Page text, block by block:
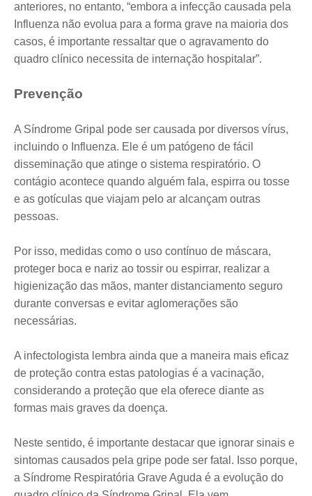
anteriores, no entanto, “embora a infecção causada pela
Influenza não evolua para a forma grave na maioria dos
casos, é importante ressaltar que o agravamento do
quadro clínico necessita de internação hospitalar”.
Prevenção
A Síndrome Gripal pode ser causada por diversos vírus,
incluindo o Influenza. Ele é um patógeno de fácil
disseminação que atinge o sistema respiratório. O
contágio acontece quando alguém fala, espirra ou tosse
e as gotículas que viajam pelo ar alcançam outras
pessoas.
Por isso, medidas como o uso contínuo de máscara,
proteger boca e nariz ao tossir ou espirrar, realizar a
higienização das mãos, manter distanciamento seguro
durante conversas e evitar aglomerações são
necessárias.
A infectologista lembra ainda que a maneira mais eficaz
de proteção contra estas patologias é a vacinação,
considerando a proteção que ela oferece diante as
formas mais graves da doença.
Neste sentido, é importante destacar que ignorar sinais e
sintomas causados pela gripe pode ser fatal. Isso porque,
a Síndrome Respiratória Grave Aguda é a evolução do